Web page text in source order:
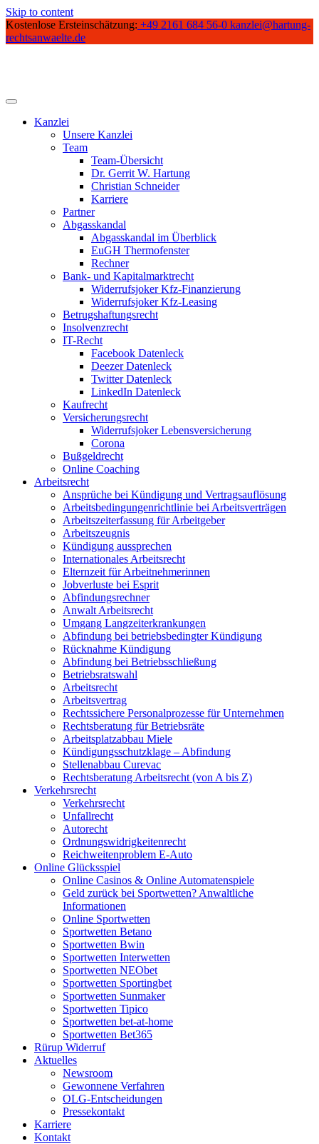
Skip to content
Kostenlose Ersteinschätzung: +49 2161 684 56-0 kanzlei@hartung-
rechtsanwaelte.de
Kanzlei
Unsere Kanzlei
Team
Team-Übersicht
Dr. Gerrit W. Hartung
Christian Schneider
Karriere
Partner
Abgasskandal
Abgasskandal im Überblick
EuGH Thermofenster
Rechner
Bank- und Kapitalmarktrecht
Widerrufsjoker Kfz-Finanzierung
Widerrufsjoker Kfz-Leasing
Betrugshaftungsrecht
Insolvenzrecht
IT-Recht
Facebook Datenleck
Deezer Datenleck
Twitter Datenleck
LinkedIn Datenleck
Kaufrecht
Versicherungsrecht
Widerrufsjoker Lebensversicherung
Corona
Bußgeldrecht
Online Coaching
Arbeitsrecht
Ansprüche bei Kündigung und Vertragsauflösung
Arbeitsbedingungenrichtlinie bei Arbeitsverträgen
Arbeitszeiterfassung für Arbeitgeber
Arbeitszeugnis
Kündigung aussprechen
Internationales Arbeitsrecht
Elternzeit für Arbeitnehmerinnen
Jobverluste bei Esprit
Abfindungsrechner
Anwalt Arbeitsrecht
Umgang Langzeiterkrankungen
Abfindung bei betriebsbedingter Kündigung
Rücknahme Kündigung
Abfindung bei Betriebsschließung
Betriebsratswahl
Arbeitsrecht
Arbeitsvertrag
Rechtssichere Personalprozesse für Unternehmen
Rechtsberatung für Betriebsräte
Arbeitsplatzabbau Miele
Kündigungsschutzklage – Abfindung
Stellenabbau Curevac
Rechtsberatung Arbeitsrecht (von A bis Z)
Verkehrsrecht
Verkehrsrecht
Unfallrecht
Autorecht
Ordnungswidrigkeitenrecht
Reichweitenproblem E-Auto
Online Glücksspiel
Online Casinos & Online Automatenspiele
Geld zurück bei Sportwetten? Anwaltliche
Informationen
Online Sportwetten
Sportwetten Betano
Sportwetten Bwin
Sportwetten Interwetten
Sportwetten NEObet
Sportwetten Sportingbet
Sportwetten Sunmaker
Sportwetten Tipico
Sportwetten bet-at-home
Sportwetten Bet365
Rürup Widerruf
Aktuelles
Newsroom
Gewonnene Verfahren
OLG-Entscheidungen
Pressekontakt
Karriere
Kontakt